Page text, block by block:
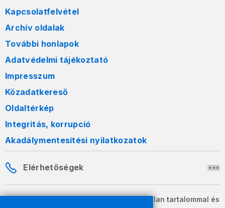
Kapcsolatfelvétel
Archív oldalak
További honlapok
Adatvédelmi tájékoztató
Impresszum
Közadatkereső
Oldaltérkép
Integritás, korrupció
Akadálymentesítési nyilatkozatok
Elérhetőségek
A honlapon szereplő információk változatlan tartalommal és